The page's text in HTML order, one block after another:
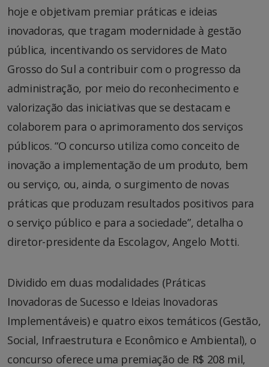
hoje e objetivam premiar práticas e ideias
inovadoras, que tragam modernidade à gestão
pública, incentivando os servidores de Mato
Grosso do Sul a contribuir com o progresso da
administração, por meio do reconhecimento e
valorização das iniciativas que se destacam e
colaborem para o aprimoramento dos serviços
públicos. “O concurso utiliza como conceito de
inovação a implementação de um produto, bem
ou serviço, ou, ainda, o surgimento de novas
práticas que produzam resultados positivos para
o serviço público e para a sociedade”, detalha o
diretor-presidente da Escolagov, Angelo Motti.
Dividido em duas modalidades (Práticas
Inovadoras de Sucesso e Ideias Inovadoras
Implementáveis) e quatro eixos temáticos (Gestão,
Social, Infraestrutura e Econômico e Ambiental), o
concurso oferece uma premiação de R$ 208 mil,